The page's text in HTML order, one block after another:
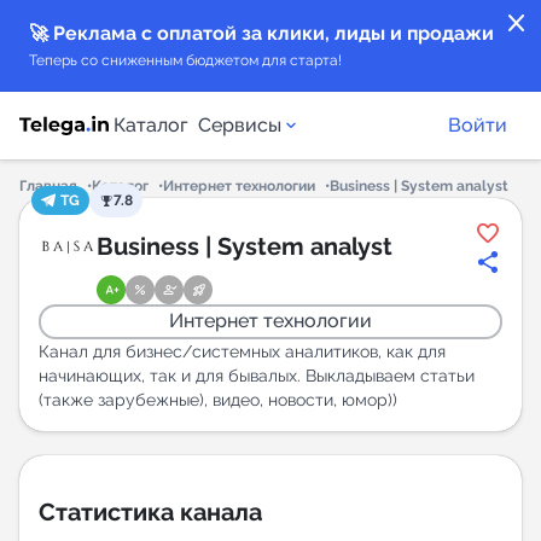
close
🚀 Реклама с оплатой за клики, лиды и продажи
Теперь со сниженным бюджетом для старта!
Каталог Сервисы
Каталог ботов
Горящие предложения
Индекс читаемости каналов в Telegram
Войти
Главная Каталог Интернет технологии
Business | System analyst
TG
7.8
Business | System analyst
Интернет технологии
Канал для бизнес/системных аналитиков, как для
начинающих, так и для бывалых. Выкладываем статьи
(также зарубежные), видео, новости, юмор))
Статистика канала